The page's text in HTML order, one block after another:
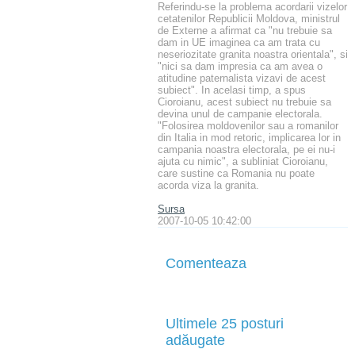
Referindu-se la problema acordarii vizelor
cetatenilor Republicii Moldova, ministrul
de Externe a afirmat ca "nu trebuie sa
dam in UE imaginea ca am trata cu
neseriozitate granita noastra orientala", si
"nici sa dam impresia ca am avea o
atitudine paternalista vizavi de acest
subiect". In acelasi timp, a spus
Cioroianu, acest subiect nu trebuie sa
devina unul de campanie electorala.
"Folosirea moldovenilor sau a romanilor
din Italia in mod retoric, implicarea lor in
campania noastra electorala, pe ei nu-i
ajuta cu nimic", a subliniat Cioroianu,
care sustine ca Romania nu poate
acorda viza la granita.
Sursa
2007-10-05 10:42:00
Comenteaza
Ultimele 25 posturi
adăugate